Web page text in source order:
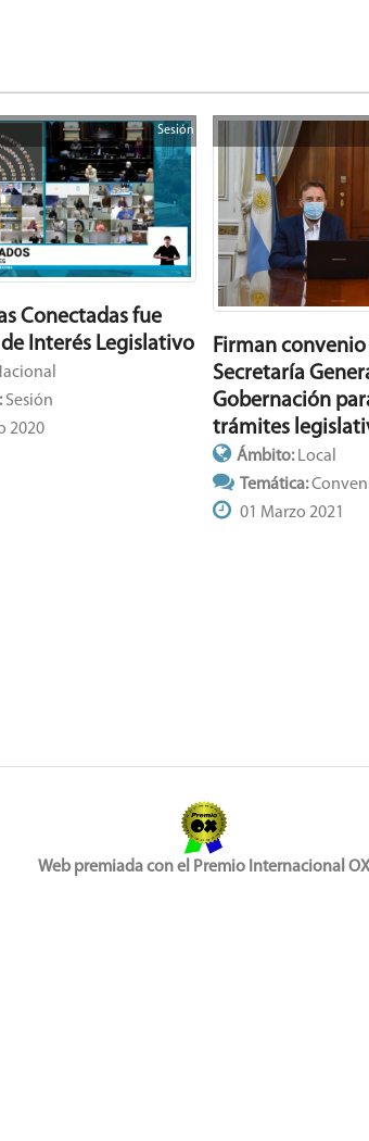
Sesión
Conectadas fue
Interés Legislativo
Sesión
2020
Firman
Secretaría
Gobernación
trámites
Ámbito: Local
Temática:
01 Marzo 2021
Web premiada con el Premio Internacional OX